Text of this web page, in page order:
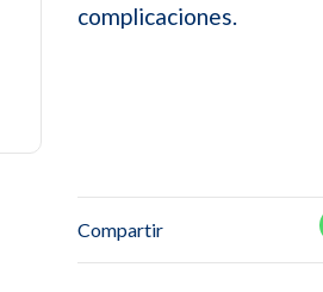
complicaciones.
Compartir